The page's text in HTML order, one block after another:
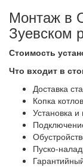
Монтаж в
Зуевском
Стоимость
Что входит в
Доставка
Копка
Установка
Пуско-